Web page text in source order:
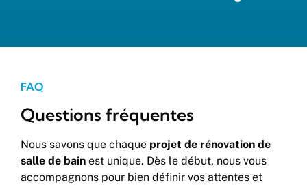
FAQ
Questions fréquentes
Nous savons que chaque projet de rénovation de
salle de bain est unique. Dès le début, nous vous
accompagnons pour bien définir vos attentes et